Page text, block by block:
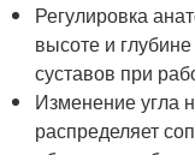
Регулировка
высоте и
суставов при
Изменение угла
распределяет